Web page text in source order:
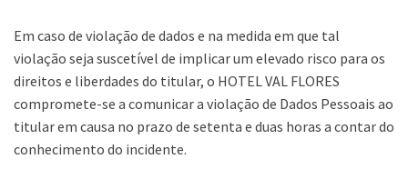
Em caso de violação de dados e na medida em que tal
violação seja suscetível de implicar um elevado risco para os
direitos e liberdades do titular, o HOTEL VAL FLORES
compromete-se a comunicar a violação de Dados Pessoais ao
titular em causa no prazo de setenta e duas horas a contar do
conhecimento do incidente.